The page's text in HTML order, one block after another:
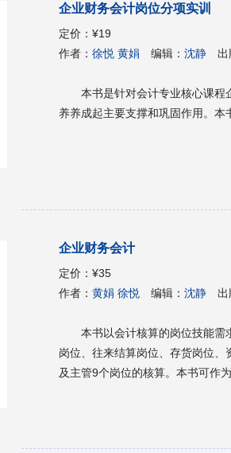
企业财务会计岗位分项实训
定价：¥19
作者：徐悦 黄娟 编辑：沈静 出
本书是针对会计专业核心课程
养养成起主要支撑和巩固作用。本
企业财务会计
定价：¥35
作者：黄娟 徐悦 编辑：沈静 出
本书以会计核算的岗位技能需
岗位、往来结算岗位、存货岗位
及主管9个岗位的核算。本书可作